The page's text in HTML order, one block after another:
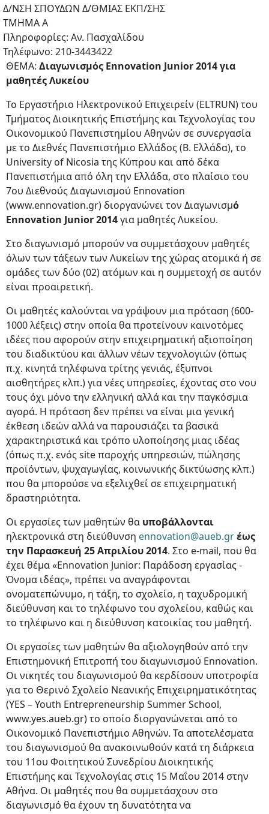
Δ/ΝΣΗ ΣΠΟΥΔΩΝ Δ/ΘΜΙΑΣ ΕΚΠ/ΣΗΣ
ΤΜΗΜΑ Α
Πληροφορίες: Αν. Πασχαλίδου
Τηλέφωνο: 210-3443422
ΘΕΜΑ: Διαγωνισμός Ennovation Junior 2014 για
μαθητές Λυκείου
Το Εργαστήριο Ηλεκτρονικού Επιχειρείν (ELTRUN) του
Τμήματος Διοικητικής Επιστήμης και Τεχνολογίας του
Οικονομικού Πανεπιστημίου Αθηνών σε συνεργασία
με το Διεθνές Πανεπιστήμιο Ελλάδος (Β. Ελλάδα), το
University of Nicosia της Κύπρου και από δέκα
Πανεπιστήμια από όλη την Ελλάδα, στο πλαίσιο του
7ου Διεθνούς Διαγωνισμού Ennovation
(www.ennovation.gr) διοργανώνει τον Διαγωνισμό
Ennovation Junior 2014για μαθητές Λυκείου.
Στο διαγωνισμό μπορούν να συμμετάσχουν μαθητές
όλων των τάξεων των Λυκείων της χώρας ατομικά ή σε
ομάδες των δύο (02) ατόμων και η συμμετοχή σε αυτόν
είναι προαιρετική.
Οι μαθητές καλούνται να γράψουν μια πρόταση (600-
1000 λέξεις) στην οποία θα προτείνουν καινοτόμες
ιδέες που αφορούν στην επιχειρηματική αξιοποίηση
του διαδικτύου και άλλων νέων τεχνολογιών (όπως
π.χ. κινητά τηλέφωνα τρίτης γενιάς, έξυπνοι
αισθητήρες κλπ.) για νέες υπηρεσίες, έχοντας στο νου
τους όχι μόνο την ελληνική αλλά και την παγκόσμια
αγορά. Η πρόταση δεν πρέπει να είναι μια γενική
έκθεση ιδεών αλλά να παρουσιάζει τα βασικά
χαρακτηριστικά και τρόπο υλοποίησης μιας ιδέας
(όπως π.χ. ενός site παροχής υπηρεσιών, πώλησης
προϊόντων, ψυχαγωγίας, κοινωνικής δικτύωσης κλπ.)
που θα μπορούσε να εξελιχθεί σε επιχειρηματική
δραστηριότητα.
Οι εργασίες των μαθητών θα υποβάλλονται
ηλεκτρονικά στη διεύθυνση ennovation@aueb.grέως
την Παρασκευή 25 Απριλίου 2014. Στο e-mail, που θα
έχει θέμα «Ennovation Junior: Παράδοση εργασίας -
Όνομα ιδέας», πρέπει να αναγράφονται
ονοματεπώνυμο, η τάξη, το σχολείο, η ταχυδρομική
διεύθυνση και το τηλέφωνο του σχολείου, καθώς και
το τηλέφωνο και η διεύθυνση κατοικίας του μαθητή.
Οι εργασίες των μαθητών θα αξιολογηθούν από την
Επιστημονική Επιτροπή του διαγωνισμού Ennovation.
Οι νικητές του διαγωνισμού θα κερδίσουν υποτροφία
για το Θερινό Σχολείο Νεανικής Επιχειρηματικότητας
(YES – Youth Entrepreneurship Summer School,
www.yes.aueb.gr) το οποίο διοργανώνεται από το
Οικονομικό Πανεπιστήμιο Αθηνών. Τα αποτελέσματα
του διαγωνισμού θα ανακοινωθούν κατά τη διάρκεια
του 11ου Φοιτητικού Συνεδρίου Διοικητικής
Επιστήμης και Τεχνολογίας στις 15 Μαΐου 2014 στην
Αθήνα. Οι μαθητές που θα συμμετάσχουν στο
διαγωνισμό θα έχουν τη δυνατότητα να